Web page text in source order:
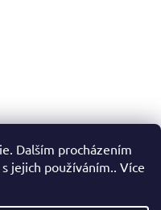
Dalším procházením
jejich používáním.. Více